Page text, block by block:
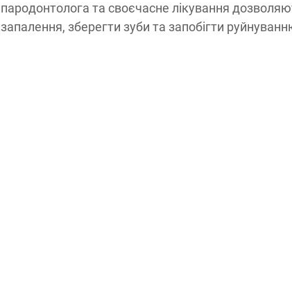
пародонтолога та своєчасне лікування
запалення, зберегти зуби та запобігти